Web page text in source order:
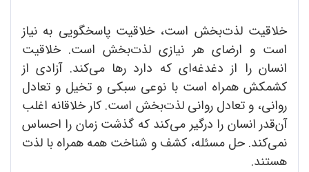
خلاقیت لذت‌بخش است، خلاقیت پاسخگویی به نیاز
است و ارضای هر نیازی لذت‌بخش است. خلاقیت
انسان را از دغدغه‌ای که دارد رها می‌کند. آزادی از
کشمکش همراه است با نوعی سبکی و تخیل و تعادل
روانی، و تعادل روانی لذت‌بخش است. کار خلاقانه اغلب
آن‌قدر انسان را درگیر می‌کند که گذشت زمان را احساس
نمی‌کند. حل مسئله، کشف و شناخت همه همراه با لذت
هستند.